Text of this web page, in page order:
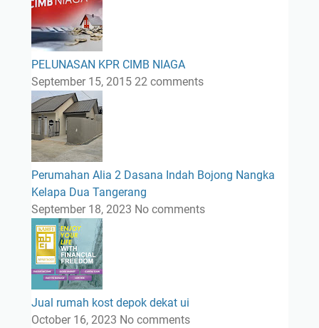
PELUNASAN KPR CIMB NIAGA
September 15, 2015 22 comments
Perumahan Alia 2 Dasana Indah Bojong Nangka
Kelapa Dua Tangerang
September 18, 2023 No comments
Jual rumah kost depok dekat ui
October 16, 2023 No comments